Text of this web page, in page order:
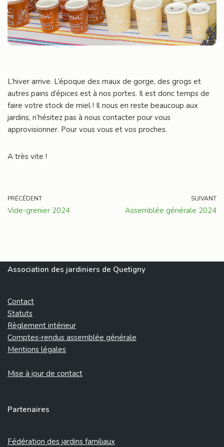
L’hiver arrive. L’époque des maux de gorge, des grogs et
autres pains d’épices est à nos portes. Il est donc temps de
faire votre stock de miel ! Il nous en reste beaucoup aux
jardins, n’hésitez pas à nous contacter pour vous
approvisionner. Pour vous vous et vos proches.
A très vite !
PRÉCÉDENT
Vide-grenier 2024
SUIVANT
Assemblée générale 2024
Association des jardiniers de Quetigny
Contact
Statuts
Règlement intérieur
Comptes-rendus assemblée générale
Mentions légales
Mise à jour de contact
Partenaires
Fédération des jardins familiaux